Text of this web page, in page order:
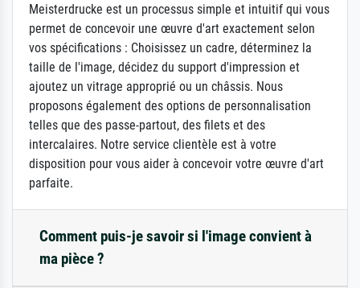
Meisterdrucke est un processus simple et intuitif qui vous
permet de concevoir une œuvre d'art exactement selon
vos spécifications : Choisissez un cadre, déterminez la
taille de l'image, décidez du support d'impression et
ajoutez un vitrage approprié ou un châssis. Nous
proposons également des options de personnalisation
telles que des passe-partout, des filets et des
intercalaires. Notre service clientèle est à votre
disposition pour vous aider à concevoir votre œuvre d'art
parfaite.
Comment puis-je savoir si l'image convient à
ma pièce ?